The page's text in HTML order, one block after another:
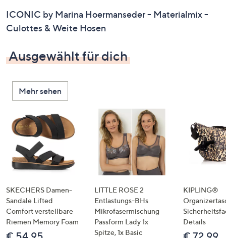
Pfeiltasten
nach
und
nach
oder
wischen
auf
Touch-
Geräten
nach
bzw.
rechts,
um
diese
anzuzeigen.
ICONIC by Marina Hoermanseder - Materialmix -
Culottes & Weite Hosen
Ausgewählt für dich
Mehr sehen
SKECHERS Damen-
Sandale Lifted
Comfort verstellbare
Riemen Memory Foam
LITTLE ROSE 2
Entlastungs-BHs
Mikrofasermischung
Passform Lady 1x
Spitze, 1x Basic
KIPLING®
Details